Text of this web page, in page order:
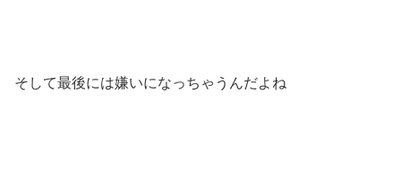
そして最後には嫌いになっちゃうんだよね